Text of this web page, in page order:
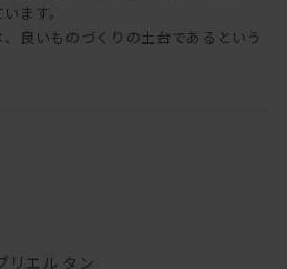
ます。
良いものづくりの土台であるという
リエル タン